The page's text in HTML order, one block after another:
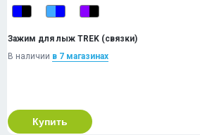
Зажим для лыж TREK (связки)
В наличии в 7 магазинах
Купить